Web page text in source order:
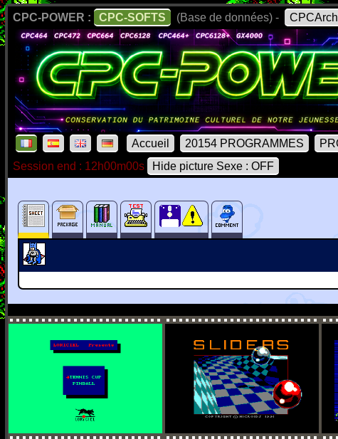
CPC-POWER : CPC-SOFTS (Base de données) -
Accueil 20154 PROGRAMMES
Session end : 12h00m00s
Hide picture Sexe : OFF